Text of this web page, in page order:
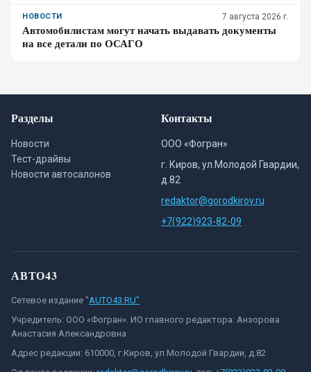
НОВОСТИ 7 августа 2026 г.
Автомобилистам могут начать выдавать документы
на все детали по ОСАГО
Разделы
Новости
Тест-драйвы
Новости автосалонов
Контакты
ООО «Фогран»
г. Киров, ул.Молодой Гвардии,
д.82
redaktor@gorodkirov.ru
+7(922)923-82-09
АВТО43
Сетевое издание "AUTO43.RU"
Учредитель: ООО «Фогран». ИО главного редактора: Анзорова
Анастасия Александровна
Адрес редакции: 610000, г.Киров, ул.Молодой Гвардии, д.82